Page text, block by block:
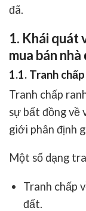
đã.
1. Khái quát
mua bán
1.1. Tranh
Tranh chấp
sự bất đồng về
giới phân định
Một số dạng
Tranh chấp
đất.